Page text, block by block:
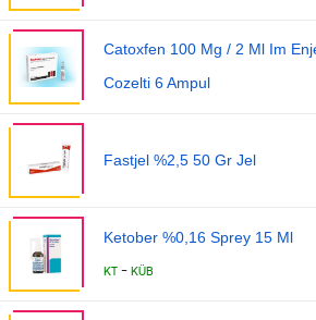
Catoxfen 100 Mg / 2 Ml Im
Cozelti 6 Ampul
Fastjel %2,5 50 Gr Jel
Ketober %0,16 Sprey 15 Ml
KT - KÜB